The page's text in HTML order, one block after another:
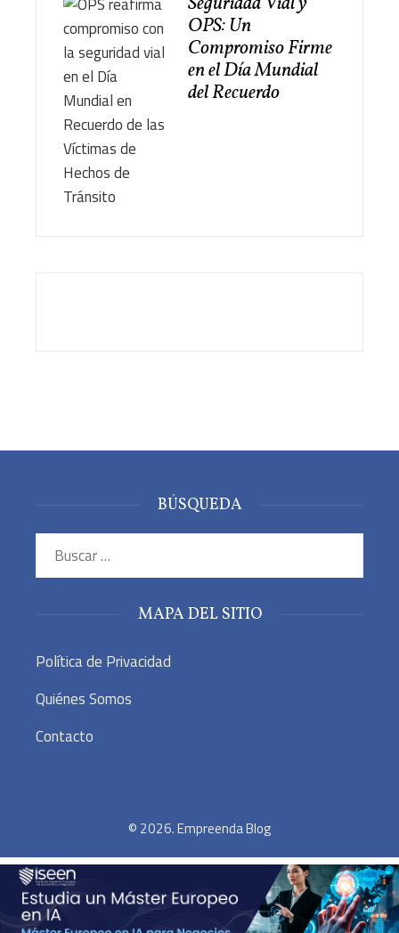
OPS: Un
Compromiso Firme
en el Día Mundial
del Recuerdo
BÚSQUEDA
Buscar:
MAPA DEL SITIO
Política de Privacidad
Quiénes Somos
Contacto
© 2026. Empreenda Blog